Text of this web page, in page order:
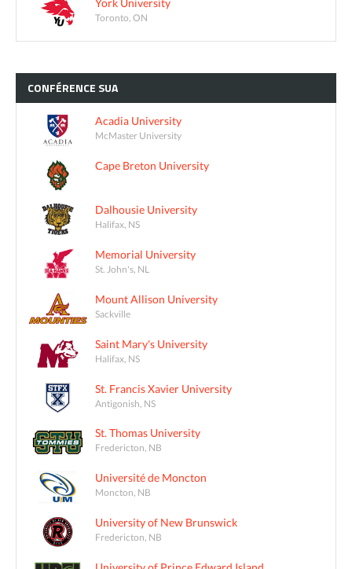
York University
Toronto, ON
CONFÉRENCE SUA
Acadia University
McMaster University
Cape Breton University
Dalhousie University
Halifax, NS
Memorial University
St. John's, NL
Mount Allison University
Sackville
Saint Mary's University
Halifax, NS
St. Francis Xavier University
Antigonish, NS
St. Thomas University
Fredericton, NB
Université de Moncton
Moncton, NB
University of New Brunswick
Fredericton, NB